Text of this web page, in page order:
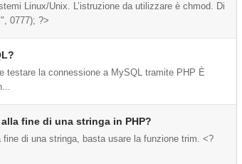
Linux/Unix. L’istruzione da utilizzare è chmod. Di
0777); ?>
testare la connessione a MySQL tramite PHP È
fine di una stringa in PHP?
di una stringa, basta usare la funzione trim. <?